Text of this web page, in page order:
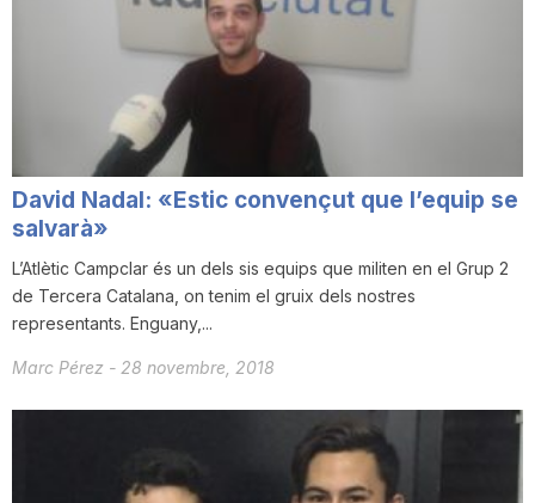
David Nadal: «Estic convençut que l’equip se
salvarà»
L’Atlètic Campclar és un dels sis equips que militen en el Grup 2
de Tercera Catalana, on tenim el gruix dels nostres
representants. Enguany,...
Marc Pérez - 28 novembre, 2018